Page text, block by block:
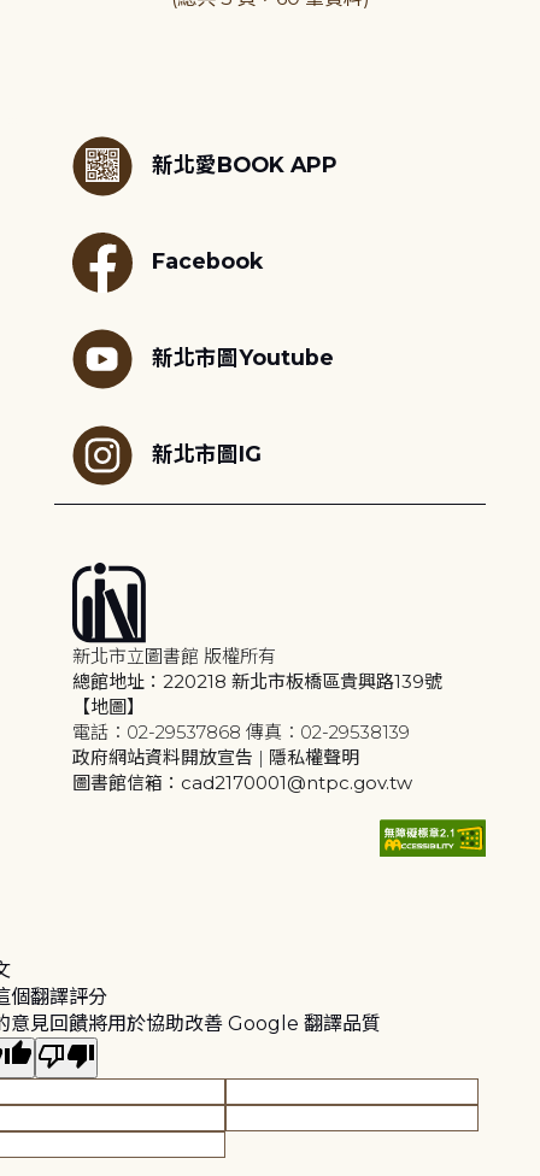
新北愛BOOK APP
Facebook
新北市圖Youtube
新北市圖IG
新北市立圖書館 版權所有
總館地址：220218 新北市板橋區貴興路139號
【地圖】
電話：02-29537868 傳真：02-29538139
政府網站資料開放宣告 | 隱私權聲明
圖書館信箱：cad2170001@ntpc.gov.tw
個翻譯評分
意見回饋將用於協助改善 Google 翻譯品質